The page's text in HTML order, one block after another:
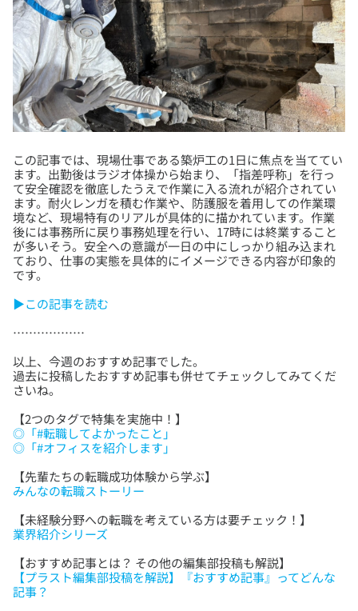
この記事では、現場仕事である築炉工の1日に焦点を当ててい
ます。出勤後はラジオ体操から始まり、「指差呼称」を行っ
て安全確認を徹底したうえで作業に入る流れが紹介されてい
ます。耐火レンガを積む作業や、防護服を着用しての作業環
境など、現場特有のリアルが具体的に描かれています。作業
後には事務所に戻り事務処理を行い、17時には終業すること
が多いそう。安全への意識が一日の中にしっかり組み込まれ
ており、仕事の実態を具体的にイメージできる内容が印象的
▶この記事を読む
以上、今週のおすすめ記事でした。
過去に投稿したおすすめ記事も併せてチェックしてみてくだ
【2つのタグで特集を実施中！】
◎「#転職してよかったこと」
◎「#オフィスを紹介します」
【先輩たちの転職成功体験から学ぶ】
みんなの転職ストーリー
【未経験分野への転職を考えている方は要チェック！】
業界紹介シリーズ
【おすすめ記事とは？ その他の編集部投稿も解説】
【プラスト編集部投稿を解説】『おすすめ記事』ってどんな
記事？